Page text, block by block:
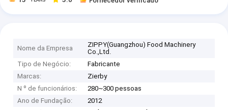
Nome da Empresa
ZIPPY(Guangzhou) Food Machinery
Co.,Ltd.
Tipo de Negócio:
Fabricante
Marcas:
Zierby
N º de funcionários:
280~300 pessoas
Ano de Fundação:
2012